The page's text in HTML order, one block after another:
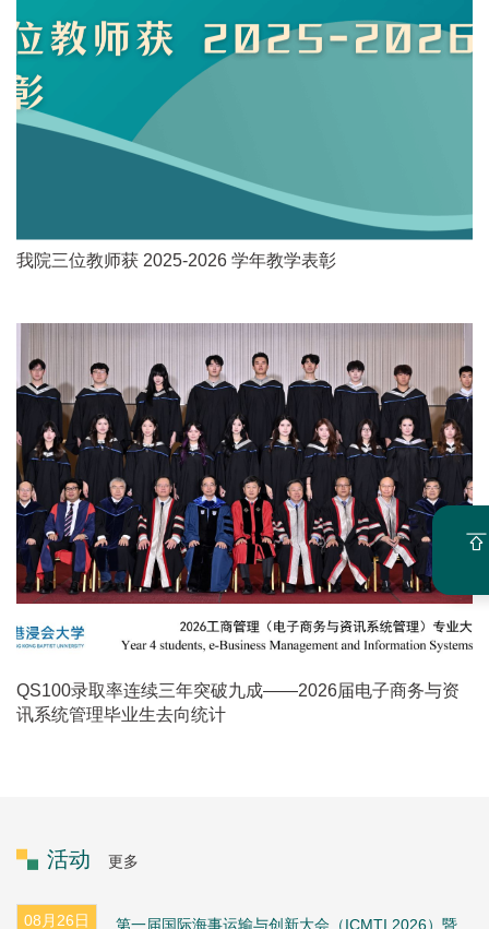
我院三位教师获 2025-2026 学年教学表彰
QS100录取率连续三年突破九成——2026届电子商务与资
讯系统管理毕业生去向统计
活动 更多
08月26日
第一届国际海事运输与创新大会（ICMTI 2026）暨